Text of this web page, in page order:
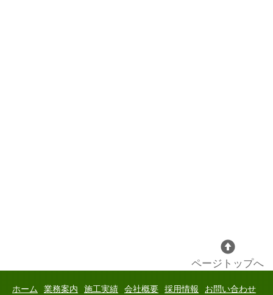
ページトップへ
ホーム 業務案内 施工実績 会社概要 採用情報 お問い合わせ